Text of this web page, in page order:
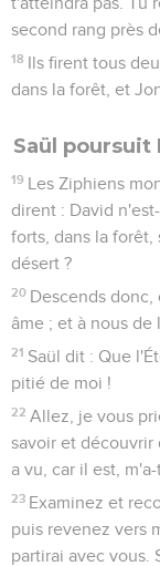
second rang près
18 Ils firent tous
dans la forêt, et
Saül poursuit
19 Les Ziphiens
dirent : David
forts, dans la forêt,
désert ?
20 Descends
âme ; et à nous de
21 Saül dit : Que
pitié de moi !
22 Allez, je vous
savoir et découvrir
a vu, car il est,
23 Examinez et
puis revenez vers
partirai avec vous.